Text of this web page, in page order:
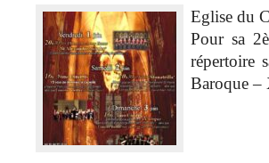
Eglise du
Pour sa
répertoire
Baroque